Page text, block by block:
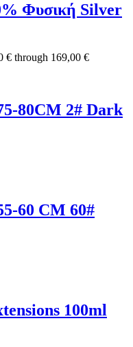
Φυσική Silver
€ through 169,00 €
80CM 2# Dark
60 CM 60#
100ml